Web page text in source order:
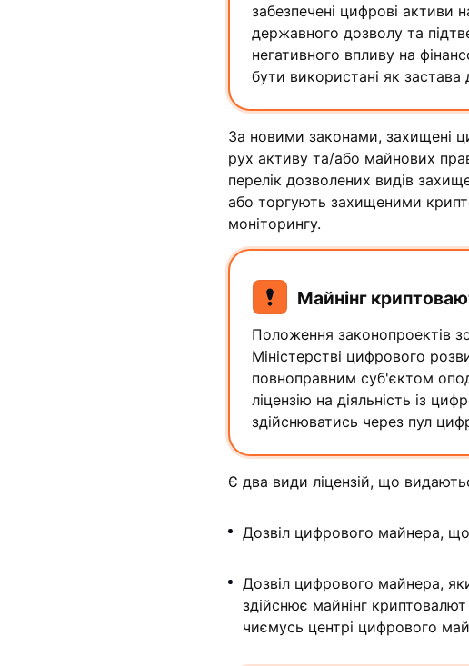
забезпечені цифрові активи
державного дозволу та
негативного впливу на
бути використані як
За новими законами, захищені
рух активу та/або майнових
перелік дозволених видів
або торгують захищеними
моніторингу.
Майнінг
Положення законопроектів
Міністерстві цифрового
повноправним суб'єктом
ліцензію на діяльність із
здійснюватись через пул
Є два види ліцензій, що
Дозвіл цифрового майнера,
Дозвіл цифрового майнера,
здійснює майнінг
чиємусь центрі цифрового